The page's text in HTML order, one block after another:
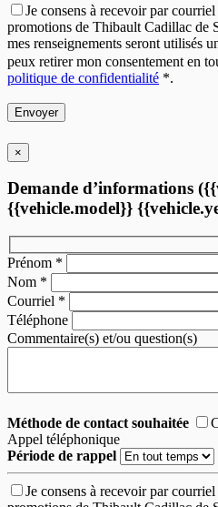
Je consens à recevoir par
promotions de Thibault Cadillac de
mes renseignements seront utilisés
peux retirer mon consentement en
politique de confidentialité *.
×
Demande d’informations
{{vehicle.model}}
Prénom *
Nom *
Courriel *
Téléphone
Commentaire(s) et/ou question(s)
Méthode de contact souhaitée
Appel téléphonique
Période de rappel
Je consens à recevoir par